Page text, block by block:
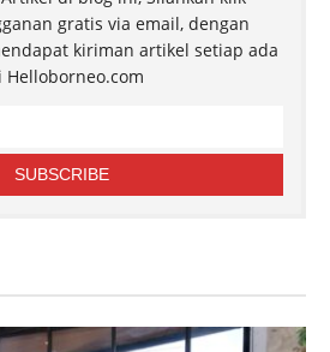
gratis via email, dengan
kiriman artikel setiap ada